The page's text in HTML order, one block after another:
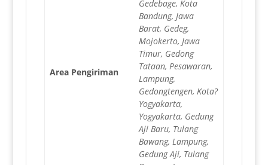
Area Pengiriman
Gedebage, Kota
Bandung, Jawa
Barat, Gedeg,
Mojokerto, Jawa
Timur, Gedong
Tataan, Pesawaran,
Lampung,
Gedongtengen, Kota?
Yogyakarta,
Yogyakarta, Gedung
Aji Baru, Tulang
Bawang, Lampung,
Gedung Aji, Tulang